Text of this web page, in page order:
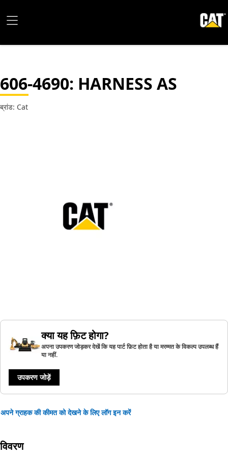
606-4690: HARNESS AS
ब्रांड: Cat
क्या यह फ़िट होगा?
अपना उपकरण जोड़कर देखें कि यह पार्ट फ़िट होता है या मरम्मत के विकल्प उपलब्ध हैं
या नहीं.
उपकरण जोड़ें
अपने ग्राहक की कीमत को देखने के लिए लॉग इन करें
विवरण